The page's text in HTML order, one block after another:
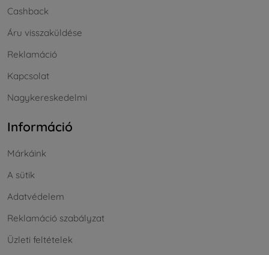
Cashback
Áru visszaküldése
Reklamáció
Kapcsolat
Nagykereskedelmi
Információ
Márkáink
A sütik
Adatvédelem
Reklamáció szabályzat
Üzleti feltételek